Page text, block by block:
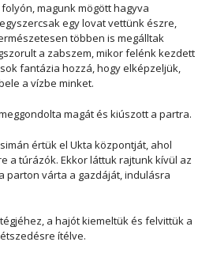
magunk mögött hagyva
egy lovat vettünk észre,
többen is megálltak
a zabszem, mikor felénk kezdett
fantázia hozzá, hogy elképzeljük,
a vízbe minket.
magát és kiúszott a partra.
értük el Ukta központját, ahol
a túrázók. Ekkor láttuk rajtunk kívül az
parton várta a gazdáját, indulásra
a hajót kiemeltük és felvittük a
ítélve.